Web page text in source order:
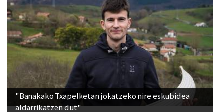
"Banakako Txapelketan jokatzeko nire eskubidea
aldarrikatzen dut"